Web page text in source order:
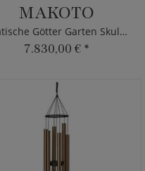
MAKOTO
Asiatische Götter Garten Skulptur
7.830,00 € *